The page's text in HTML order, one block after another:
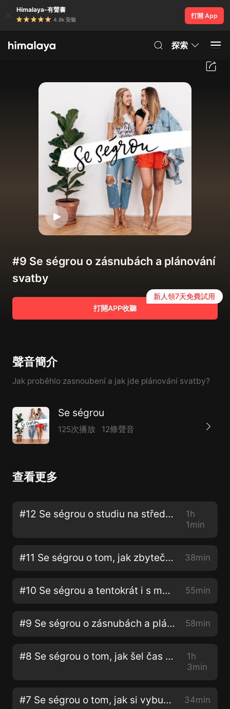
Himalaya-有聲書
4.8k 安裝
打開 App
探索
#9 Se ségrou o zásnubách a plánování
svatby
打開APP收聽
新人領7天免費試用
聲音簡介
Jak proběhlo zasnoubení a jak jde plánování svatby?
Se ségrou
125次播放 12條聲音
查看更多
#12 Se ségrou o studiu na střední a vysoké
1h
1min
#11 Se ségrou o tom, jak zbytečně nemrhat časem 38min
#10 Se ségrou a tentokrát i s mamkou! O velkých životních změnách 55min
#9 Se ségrou o zásnubách a plánování svatby 58min
#8 Se ségrou o tom, jak šel čas s A Cup of Syle
1h
3min
#7 Se ségrou o tom, jak si vybudovat dobrou pověst a udržet si ji 34min